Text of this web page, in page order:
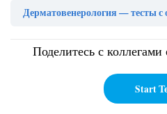
Дерматовенерология — тесты с
Поделитесь с